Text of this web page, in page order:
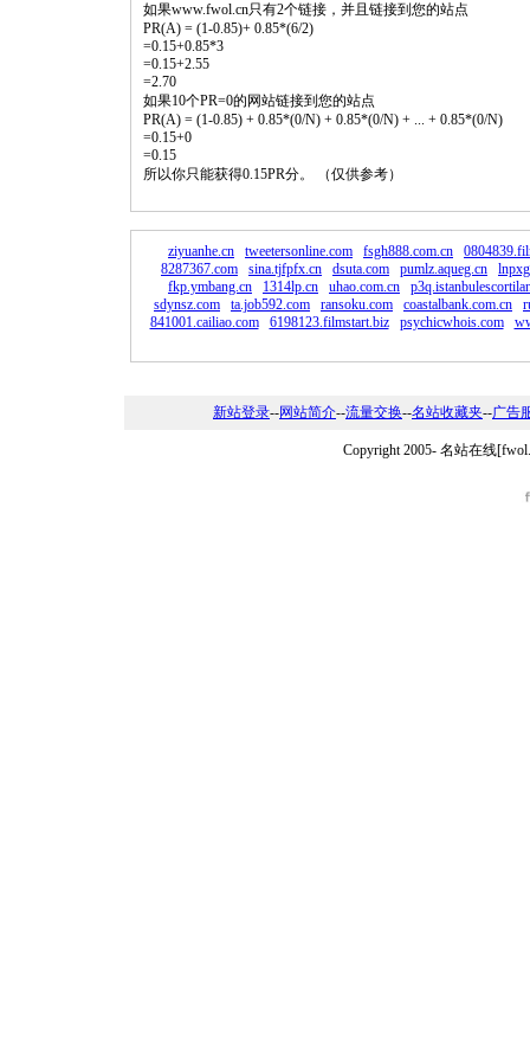
如果www.fwol.cn只有2个链接，并且链接到您的站点
PR(A) = (1-0.85)+ 0.85*(6/2)
=0.15+0.85*3
=0.15+2.55
=2.70
如果10个PR=0的网站链接到您的站点
PR(A) = (1-0.85) + 0.85*(0/N) + 0.85*(0/N) + ... + 0.85*(0/N)
=0.15+0
=0.15
所以你只能获得0.15PR分。 （仅供参考）
ziyuanhe.cn tweetersonline.com fsgh888.com.cn
8287367.com
sina.tjfpfx.cn dsuta.com pumlz.aqueg.cn
fkp.ymbang.cn
1314lp.cn uhao.com.cn
sdynsz.com
ta.job592.com ransoku.com coastalbank.com.cn
841001.cailiao.com
6198123.filmstart.biz psychicwhois.com
新站登录--网站简介--流量交换--名站收藏夹--广告
Copyright 2005- 名站在线